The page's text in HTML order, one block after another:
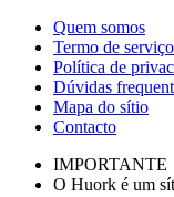
Quem somos
Termo de serviço
Política de
Dúvidas
Mapa do sítio
Contacto
IMPORTANTE
O Huork é um